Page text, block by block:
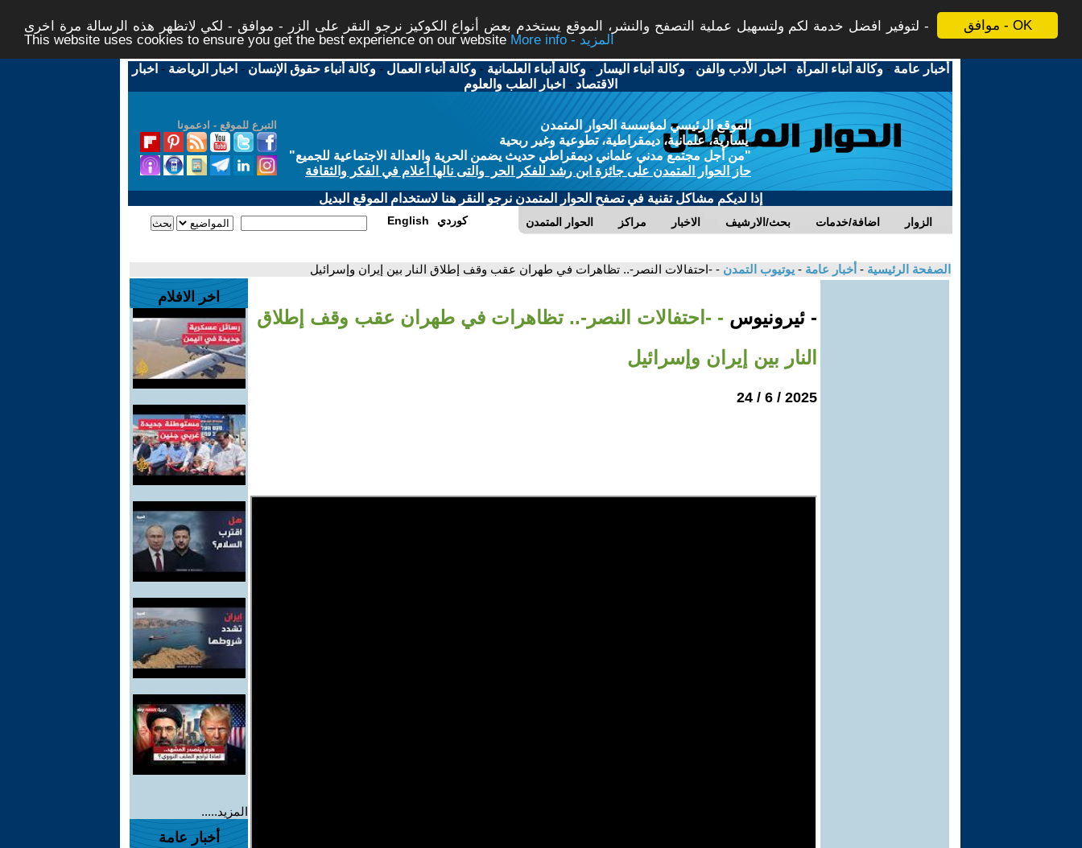
موافق - OK
لتوفير افضل خدمة لكم ولتسهيل عملية التصفح والنشر، الموقع يستخدم بعض أنواع الكوكيز نرجو النقر على الزر - موافق - لكي لاتظهر هذه الرسالة مرة اخرى -
This website uses cookies to ensure you get the best experience on our website
More info - المزيد
أخبار عامة -وكالة أنباء المرأة - اخبار الأدب والفن -وكالة أنباء اليسار -وكالة أنباء العلمانية -وكالة أنباء العمال -وكالة أنباء حقوق الإنسان - اخبار الرياضة - اخبار
الاقتصاد - اخبار الطب والعلوم
التبرع للموقع - ادعمونا
الموقع الرئيسي لمؤسسة الحوار المتمدن
يسارية، علمانية، ديمقراطية، تطوعية وغير ربحية
"من أجل مجتمع مدني علماني ديمقراطي حديث يضمن الحرية والعدالة الاجتماعية للجميع"
حاز الحوار المتمدن على جائزة ابن رشد للفكر الحر والتى نالها أعلام في الفكر والثقافة
إذا لديكم مشاكل تقنية في تصفح الحوار المتمدن نرجو النقر هنا لاستخدام الموقع البديل
الحوار المتمدن مراكز الاخبار بحث/الارشيف اضافة/خدمات الزوار English كوردي
الصفحة الرئيسية - أخبار عامة - يوتيوب التمدن - -احتفالات النصر-.. تظاهرات في طهران عقب وقف إطلاق النار بين إيران وإسرائيل
- ئيرونيوس - -احتفالات النصر-.. تظاهرات في طهران عقب وقف إطلاق
النار بين إيران وإسرائيل
2025 / 6 / 24
اخر الافلام
المزيد.....
أخبار عامة